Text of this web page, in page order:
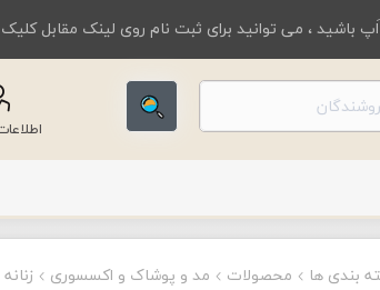
باشید ، می توانید برای ثبت نام روی لینک مقابل
بندی ها محصولات مد و پوشاک و اکسسوری
زنانه